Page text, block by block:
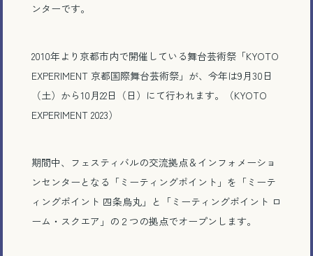
ンターです。
2010年より京都市内で開催している舞台芸術祭「KYOTO
EXPERIMENT 京都国際舞台芸術祭」が、今年は9月30日
（土）から10月22日（日）にて行われます。（KYOTO
EXPERIMENT 2023）
期間中、フェスティバルの交流拠点＆インフォメーショ
ンセンターとなる「ミーティングポイント」を「ミーテ
ィングポイント 四条烏丸」と「ミーティングポイント ロ
ーム・スクエア」の２つの拠点でオープンします。